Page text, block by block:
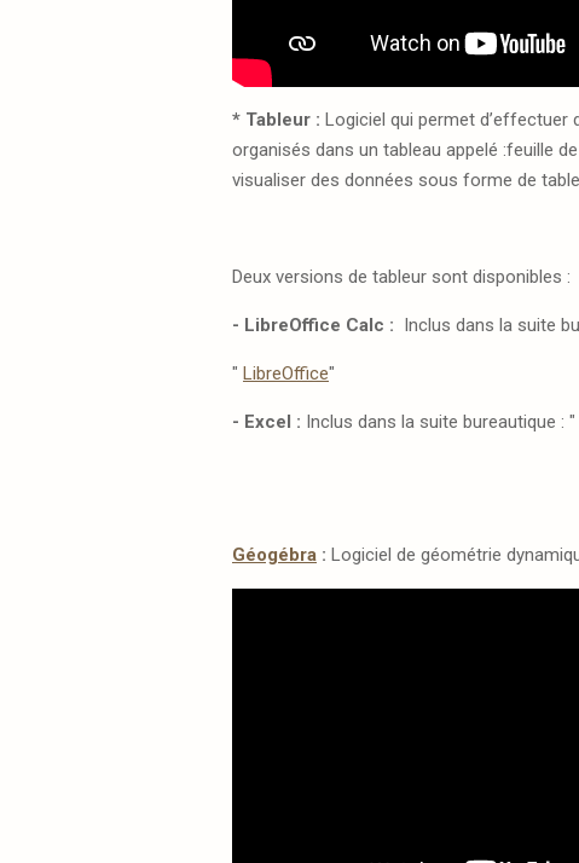
* Tableur : Logiciel qui permet d’effectuer
organisés dans un tableau appelé :feuille
visualiser des données sous forme de
Deux versions de tableur sont disponibles :
- LibreOffice Calc : Inclus dans la suite
" LibreOffice"
- Excel : Inclus dans la suite bureautique :
Géogébra : Logiciel de géométrie